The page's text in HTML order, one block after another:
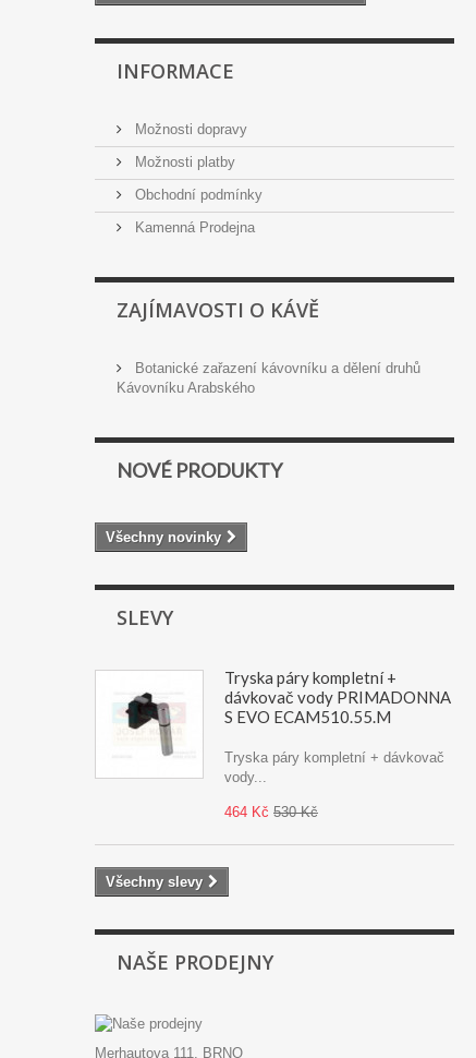
INFORMACE
Možnosti dopravy
Možnosti platby
Obchodní podmínky
Kamenná Prodejna
ZAJÍMAVOSTI O KÁVĚ
Botanické zařazení kávovníku a dělení druhů
Kávovníku Arabského
NOVÉ PRODUKTY
Všechny novinky
SLEVY
Tryska páry kompletní +
dávkovač vody PRIMADONNA
S EVO ECAM510.55.M
Tryska páry kompletní + dávkovač
vody...
464 Kč 530 Kč
Všechny slevy
NAŠE PRODEJNY
Merhautova 111, BRNO